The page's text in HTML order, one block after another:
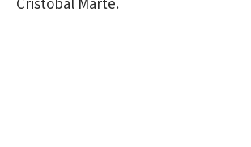
Cristóbal Marte.